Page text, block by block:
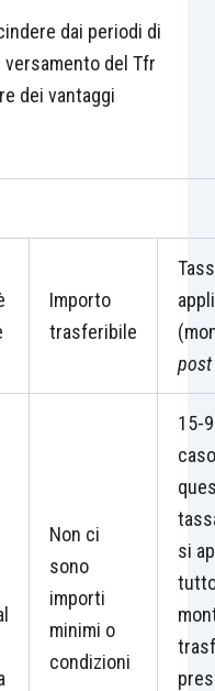
dai periodi di
del Tfr
dei vantaggi
Importo
trasferibile
post
Non ci
sono
importi
minimi o
condizioni
15-
si